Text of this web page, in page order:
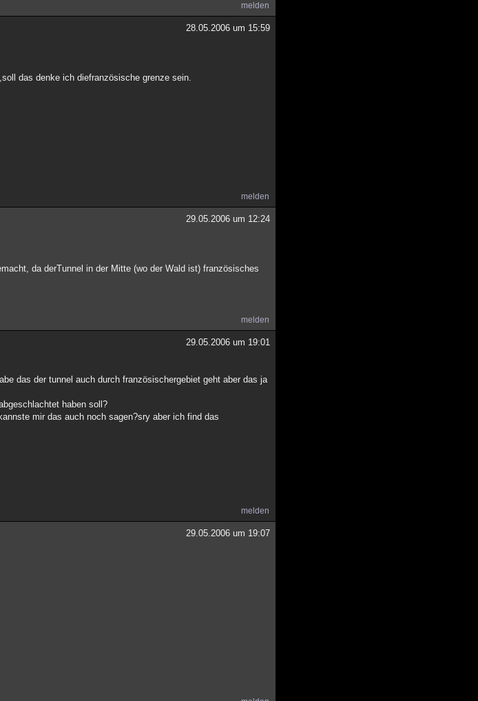
melden
28.05.2006 um 15:59
das denke ich diefranzösische grenze sein.
melden
29.05.2006 um 12:24
da derTunnel in der Mitte (wo der Wald ist) französisches
melden
29.05.2006 um 19:01
das der tunnel auch durch französischergebiet geht aber das ja
haben soll?
mir das auch noch sagen?sry aber ich find das
melden
29.05.2006 um 19:07